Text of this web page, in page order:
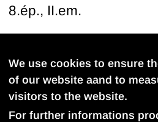
8.ép., II.em.
We use cookies to ensure
of our website aand to
visitors to the website.
For further informations